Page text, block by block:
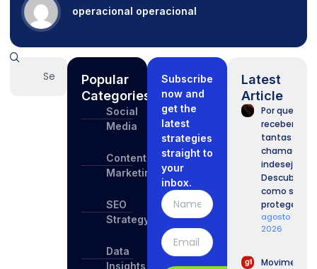
operacional operacional
Popular
Categories
Social
Media
Content
Marketing
SEO
Strategy
Data
Insights
Subscribe
now and
get the
latest
strategies
straight to
your
inbox.
Latest
Article
Por que
recebemos
tantas
chamadas
Descubra
como se
proteger.
agosto 6,
2026
Movimento